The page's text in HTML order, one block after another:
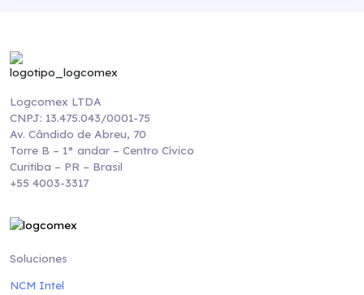
Logcomex LTDA
CNPJ: 13.475.043/0001-75
Av. Cândido de Abreu, 70
Torre B – 1° andar – Centro Cívico
Curitiba – PR – Brasil
+55 4003-3317
Soluciones
NCM Intel